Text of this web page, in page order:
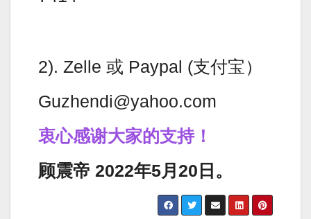
2). Zelle 或 Paypal (支付宝）
Guzhendi@yahoo.com
衷心感谢大家的支持！
顾震帝 2022年5月20日。